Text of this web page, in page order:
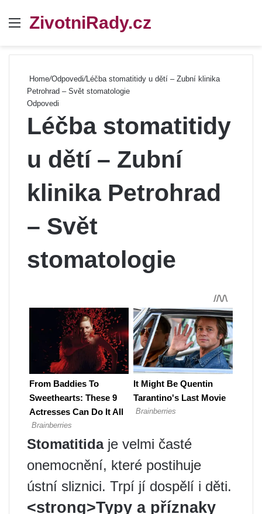
Menu
ZivotniRady.cz
Home/Odpovedi/Léčba stomatitidy u dětí – Zubní klinika
Petrohrad – Svět stomatologie
Odpovedi
Léčba stomatitidy
u dětí – Zubní
klinika Petrohrad
– Svět
stomatologie
Stomatitidaje velmi časté
onemocnění, které postihuje
ústní sliznici. Trpí jí dospělí i děti.
<strong>Typy a příznaky